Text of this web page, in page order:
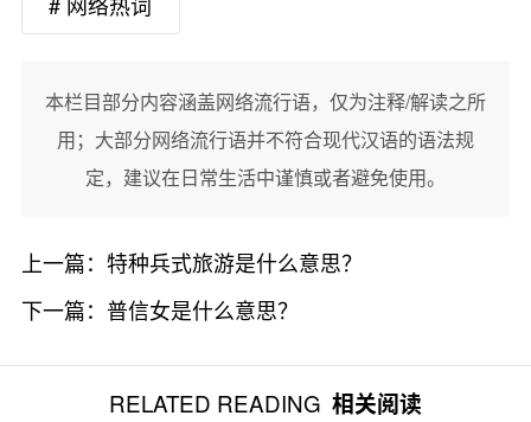
本栏目部分内容涵盖网络流行语，仅为注释/解读之所
用；大部分网络流行语并不符合现代汉语的语法规
定，建议在日常生活中谨慎或者避免使用。
上一篇： 特种兵式旅游是什么意思？
下一篇： 普信女是什么意思？
RELATED READING 相关阅读